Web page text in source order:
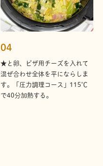
04
★と卵、ピザ用チーズを入れて
混ぜ合わせ全体を平にならしま
す。「圧力調理コース」115℃
で40分加熱する。